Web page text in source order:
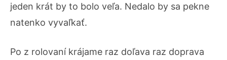
jeden krát by to bolo veľa. Nedalo by sa pekne
natenko vyvaľkať.
Po z rolovaní krájame raz doľava raz doprava